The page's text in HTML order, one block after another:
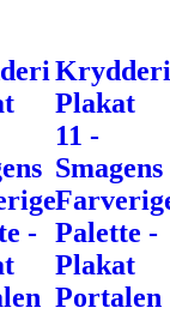
-
Krydderi
Plakat
11 -
Smagens
Palette -
Plakat
Portalen